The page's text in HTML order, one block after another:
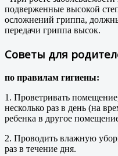
подверженные высокой
осложнений гриппа,
передачи гриппа высок.
Советы для
по правилам гигиены:
1. Проветривать
несколько раз в день (на
ребенка в другое
2. Проводить влажную
раз в течение дня.